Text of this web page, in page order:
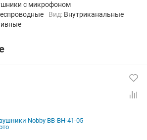
с микрофоном
Вид: Внутриканальные